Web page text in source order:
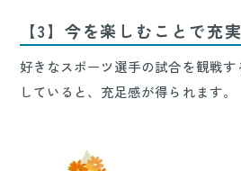
【3】今を楽しむことで充
好きなスポーツ選手の試合を観戦
していると、充足感が得られます。